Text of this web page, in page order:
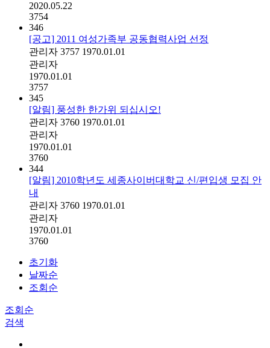
2020.05.22
3754
346
[공고] 2011 여성가족부 공동협력사업 선정
관리자 3757 1970.01.01
관리자
1970.01.01
3757
345
[알림] 풍성한 한가위 되십시오!
관리자 3760 1970.01.01
관리자
1970.01.01
3760
344
[알림] 2010학년도 세종사이버대학교 신/편입생 모집 안
내
관리자 3760 1970.01.01
관리자
1970.01.01
3760
초기화
날짜순
조회순
조회순
검색